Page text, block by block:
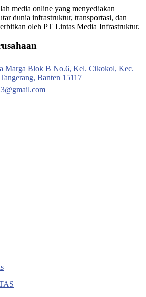
media online yang menyediakan
dunia infrastruktur, transportasi, dan
oleh PT Lintas Media Infrastruktur.
Marga Blok B No.6, Kel. Cikokol, Kec.
Banten 15117